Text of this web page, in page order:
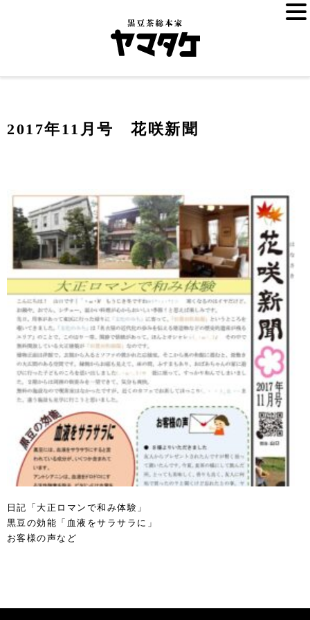
2017年11月号 花咲新聞
日記「大正ロマンで和み体験」
黒豆の効能「血液をサラサラに」
お客様の声など